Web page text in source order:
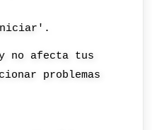
no afecta tus
problemas